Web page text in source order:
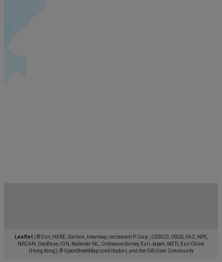
Leaflet
© Esri, HERE, Garmin, Intermap, increment P Corp., GEBCO, USGS, FAO, NPS,
NRCAN, GeoBase, IGN, Kadaster NL, Ordnance Survey, Esri Japan, METI, Esri China
(Hong Kong), © OpenStreetMap contributors, and the GIS User Community